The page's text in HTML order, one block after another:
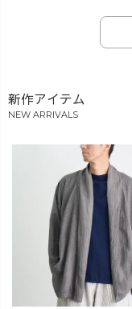
新作アイテム
NEW ARRIVALS